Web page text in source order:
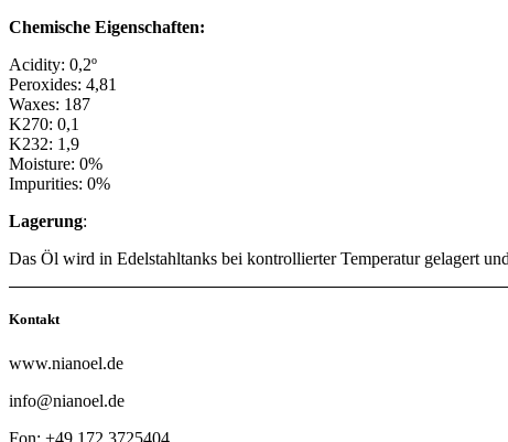
Chemische Eigenschaften:
Acidity: 0,2º
Peroxides: 4,81
Waxes: 187
K270: 0,1
K232: 1,9
Moisture: 0%
Impurities: 0%
Lagerung:
Das Öl wird in Edelstahltanks bei kontrollierter Temperatur gelagert
Kontakt
www.nianoel.de
info@nianoel.de
Fon: +49 172 3725404